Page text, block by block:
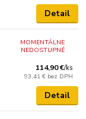
Detail
114,90 €/ks
93,41 € bez DPH
MOMENTÁLNE
NEDOSTUPNÉ
Detail